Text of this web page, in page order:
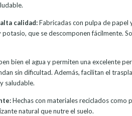
calidad:Fabricadas con pulpa de papel
que se descomponen fácilmente.
bien el agua y permiten una excelente
sin dificultad. Además, facilitan el
saludable.
Hechas con materiales reciclados como
natural que nutre el suelo.